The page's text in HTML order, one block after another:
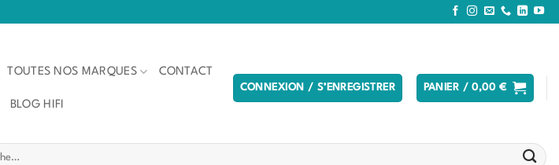
TOUTES NOS MARQUES CONTACT
BLOG HIFI
CONNEXION / S’ENREGISTRER PANIER /0,00 €